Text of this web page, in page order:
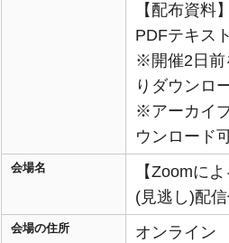
【配布資料
PDFテキス
※開催2日前
りダウンロ
※アーカイ
ウンロード
会場名
【Zoomに
(見逃し)配
会場の住所 オンライン